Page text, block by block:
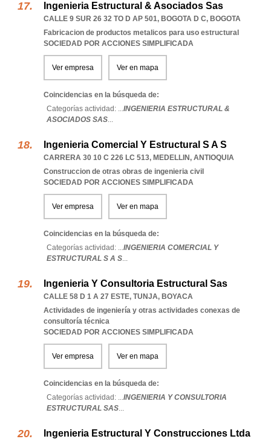
Ingenieria Estructural & Asociados Sas
CALLE 9 SUR 26 32 TO D AP 501, BOGOTA D C, BOGOTA
Fabricacion de productos metalicos para uso estructural
SOCIEDAD POR ACCIONES SIMPLIFICADA
Ver empresa Ver en mapa
Coincidencias en la búsqueda de:
Categorías actividad: ...INGENIERIA ESTRUCTURAL &
ASOCIADOS SAS...
Ingenieria Comercial Y Estructural S A S
CARRERA 30 10 C 226 LC 513, MEDELLIN, ANTIOQUIA
Construccion de otras obras de ingenieria civil
SOCIEDAD POR ACCIONES SIMPLIFICADA
Ver empresa Ver en mapa
Coincidencias en la búsqueda de:
Categorías actividad: ...INGENIERIA COMERCIAL Y
ESTRUCTURAL S A S...
Ingenieria Y Consultoria Estructural Sas
CALLE 58 D 1 A 27 ESTE, TUNJA, BOYACA
Actividades de ingeniería y otras actividades conexas de
consultoría técnica
SOCIEDAD POR ACCIONES SIMPLIFICADA
Ver empresa Ver en mapa
Coincidencias en la búsqueda de:
Categorías actividad: ...INGENIERIA Y CONSULTORIA
ESTRUCTURAL SAS...
Ingenieria Estructural Y Construcciones Ltda